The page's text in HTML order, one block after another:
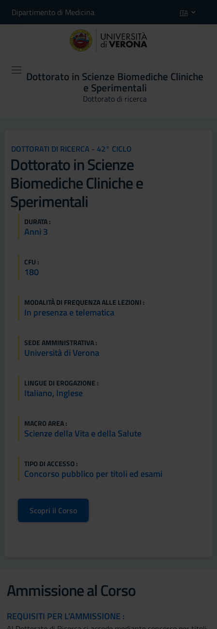
Dipartimento di Medicina ITA
Dottorato in Scienze Biomediche Cliniche
e Sperimentali
Dottorato di ricerca
DOTTORATI DI RICERCA - 42° CICLO
Dottorato in Scienze
Biomediche Cliniche e
Sperimentali
DURATA :
Anni 3
CFU :
180
MODALITÀ DI FREQUENZA ALLE LEZIONI :
In presenza e telematica
SEDE AMMINISTRATIVA :
Università di Verona
LINGUE DI EROGAZIONE :
Italiano, Inglese
MACRO AREA :
Scienze della Vita e della Salute
TIPO DI ACCESSO :
Concorso pubblico per titoli ed esami
Scopri il Corso
Ammissione al Corso
REQUISITI PER L’AMMISSIONE :